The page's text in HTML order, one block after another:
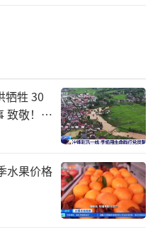
牺牲 30
致敬！送
水果价格